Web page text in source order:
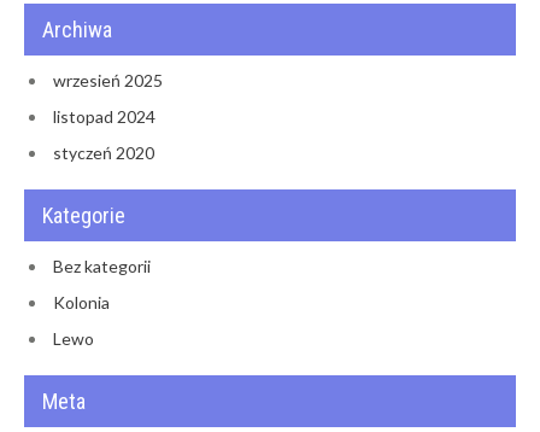
Archiwa
wrzesień 2025
listopad 2024
styczeń 2020
Kategorie
Bez kategorii
Kolonia
Lewo
Meta